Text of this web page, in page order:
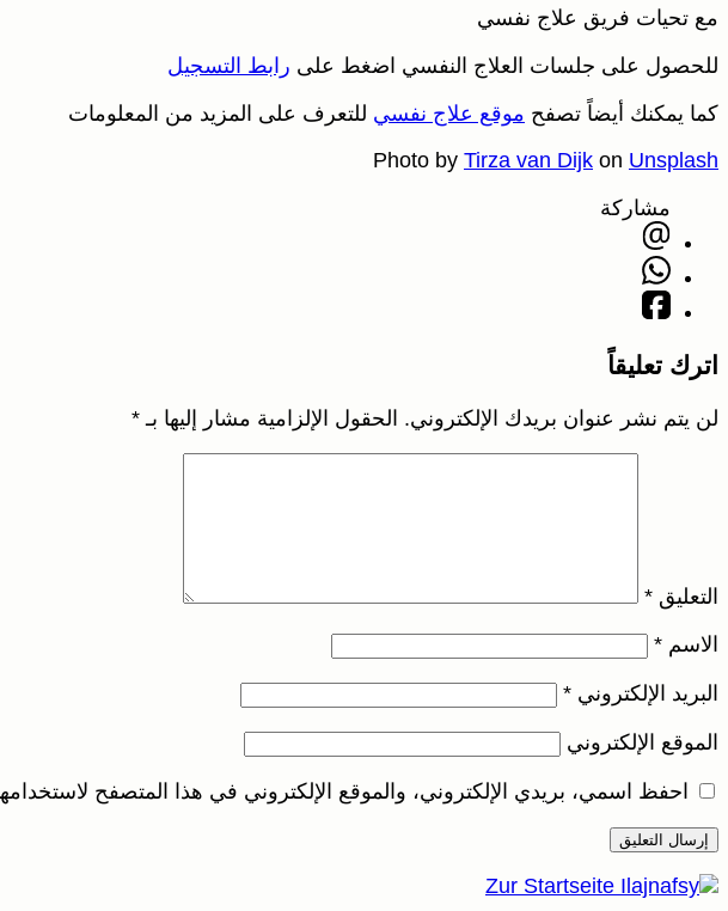
مع تحيات فريق علاج نفسي
للحصول على جلسات العلاج النفسي اضغط على رابط التسجيل
كما يمكنك أيضاً تصفح موقع علاج نفسي للتعرف على المزيد من المعلومات
Photo by Tirza van Dijk on Unsplash
مشاركة
اترك تعليقاً
لن يتم نشر عنوان بريدك الإلكتروني. الحقول الإلزامية مشار إليها بـ *
التعليق *
الاسم *
البريد الإلكتروني *
الموقع الإلكتروني
احفظ اسمي، بريدي الإلكتروني، والموقع الإلكتروني في هذا المتصفح